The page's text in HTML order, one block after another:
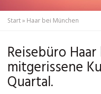
Start» Haar bei München
Reisebüro
mitgerissene
Quartal.